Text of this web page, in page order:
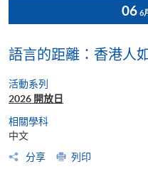
06 6
語言的距離：香港人
活動系列
2026 開放日
相關學科
中文
分享
列印